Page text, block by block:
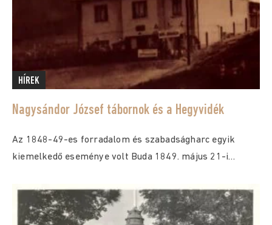
HÍREK
Nagysándor József tábornok és a Hegyvidék
Az 1848-49-es forradalom és szabadságharc egyik
kiemelkedő eseménye volt Buda 1849. május 21-i